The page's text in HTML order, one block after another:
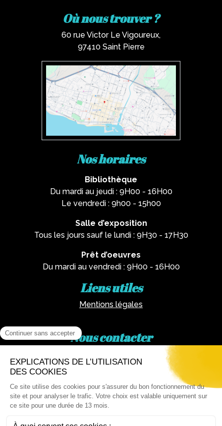
Où nous trouver ?
60 rue Victor Le Vigoureux,
97410 Saint Pierre
Nos horaires
Bibliothèque
Du mardi au jeudi : 9H00 - 16H00
Le vendredi : 9h00 - 15h00
Salle d’exposition
Tous les jours sauf le lundi : 9H30 - 17H30
Prêt d’oeuvres
Du mardi au vendredi : 9H00 - 16H00
Liens utiles
Mentions légales
Nous contacter
02 62 81 77 60
Via email : artotheque@cg974.fr